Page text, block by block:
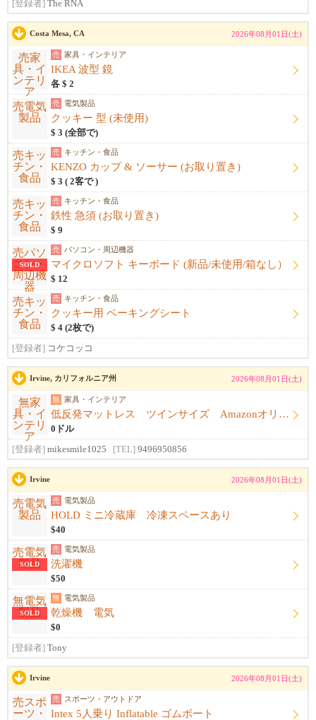
[登録者] The RNA
Costa Mesa, CA 2026年08月01日(土)
売 家具・インテリア
IKEA 波型 鏡
各 $ 2
売 電気製品
クッキー 型 (未使用)
$ 3 (全部で)
売 キッチン・食品
KENZO カップ & ソーサー (お取り置き)
$ 3 ( 2客で )
売 キッチン・食品
鉄性 急須 (お取り置き)
$ 9
SOLD
売 パソコン・周辺機器
マイクロソフト キーボード (新品/未使用/箱なし）
$ 12
売 キッチン・食品
クッキー用 ベーキングシート
$ 4 (2枚で)
[登録者] コケコッコ
Irvine, カリフォルニア州 2026年08月01日(土)
無 家具・インテリア
低反発マットレス ツインサイズ Amazonオリジナル
0ドル
[登録者] mikesmile1025 [TEL] 9496950856
Irvine 2026年08月01日(土)
売 電気製品
HOLD ミニ冷蔵庫 冷凍スペースあり
$40
SOLD
売 電気製品
洗濯機
$50
SOLD
無 電気製品
乾燥機 電気
$0
[登録者] Tony
Irvine 2026年08月01日(土)
売 スポーツ・アウトドア
Intex 5人乗り Inflatable ゴムボート